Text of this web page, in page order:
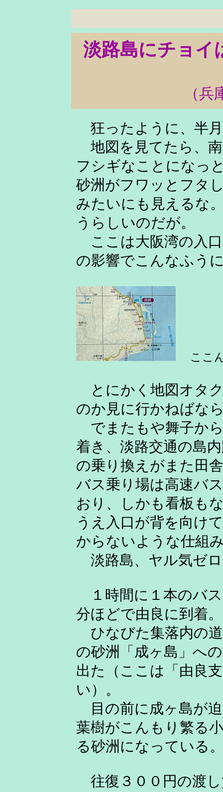
淡路島にチョ
（
狂ったように、半
地図を見てたら、
フシギなことになっ
砂洲がフワッとフタ
みたいにも見えるな
うらしいのだが。
ここは大阪湾の入
の影響でこんなふう
ここ
とにかく地図オタ
のか見に行かねばな
でまたもや舞子か
着き、淡路交通の島
の乗り換えがまた田
バス乗り場は高速バ
おり、しかも看板も
うえ入口が背を向け
からないような仕組
淡路島、ヤル気ゼ
１時間に１本のバ
分ほどで由良に到着。
ひなびた集落内の
の砂洲「成ヶ島」へ
出た（ここは「由良
い）。
目の前に成ヶ島が
葉樹がこんもり繁る
る砂洲になっている
往復３００円の渡